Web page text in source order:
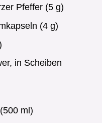
Pfeffer (5 g)
(4 g)
in Scheiben
ml)